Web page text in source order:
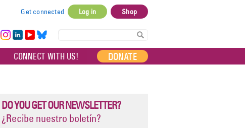
account
menu
Get connected Log in Shop
Ins
ta
Lin
ke
dI
Yo
uT
ub
Bl
ue
sky
CONNECT WITH US! DONATE
DO YOU GET OUR NEWSLETTER?
¿Recibe nuestro boletín?